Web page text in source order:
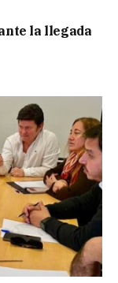
la llegada